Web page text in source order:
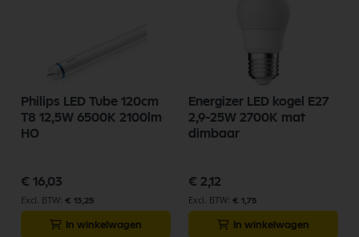
Philips LED Tube 120cm
T8 12,5W 6500K 2100lm
HO
€ 16,03
€ 13,25
In winkelwagen
Energizer LED kogel E27
2,9-25W 2700K mat
dimbaar
€ 2,12
€ 1,75
In winkelwagen